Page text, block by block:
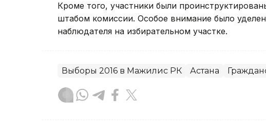
Кроме того, участники были
штабом комиссии. Особое внимание было
наблюдателя на избирательном участке.
Выборы 2016 в Мажилис РК Астана